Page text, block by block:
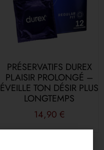
PRÉSERVATIFS DUREX
PLAISIR PROLONGÉ –
ÉVEILLE TON DÉSIR PLUS
LONGTEMPS
14,90 €